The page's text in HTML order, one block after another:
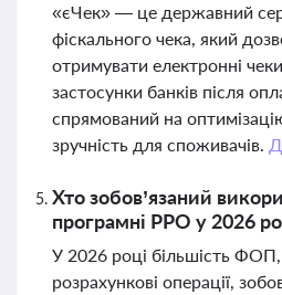
«єЧек» — це державний
фіскального чека, який
отримувати електронні
застосунки банків після
спрямований на
зручність для споживачів.
Хто зобов’язаний
програмні РРО у 2026
У 2026 році більшість
розрахункові операції,